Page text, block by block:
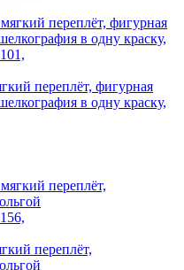
переплёт, фигурная
в одну краску,
переплёт,